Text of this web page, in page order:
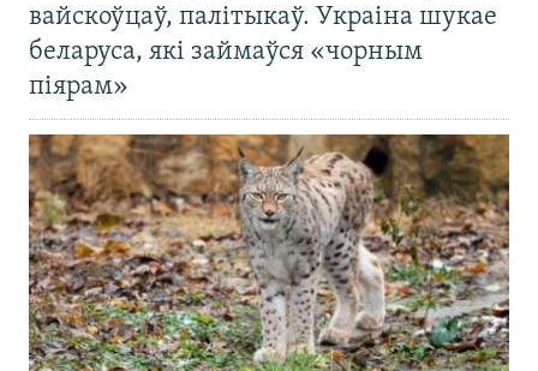
вайскоўцаў, палітыкаў. Украіна шукае
беларуса, які займаўся «чорным
піярам»